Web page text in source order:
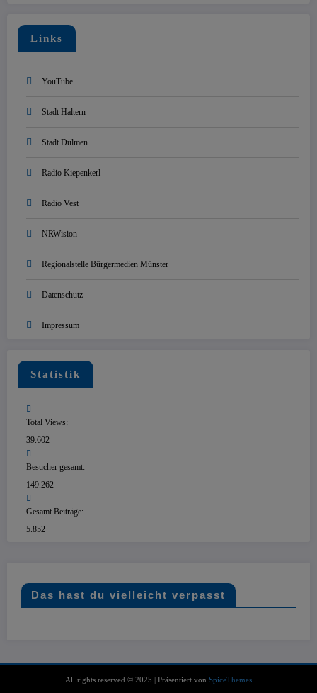
Links
YouTube
Stadt Haltern
Stadt Dülmen
Radio Kiepenkerl
Radio Vest
NRWision
Regionalstelle Bürgermedien Münster
Datenschutz
Impressum
Statistik
Total Views:
39.602
Besucher gesamt:
149.262
Gesamt Beiträge:
5.852
Das hast du vielleicht verpasst
All rights reserved © 2025 | Präsentiert von SpiceThemes